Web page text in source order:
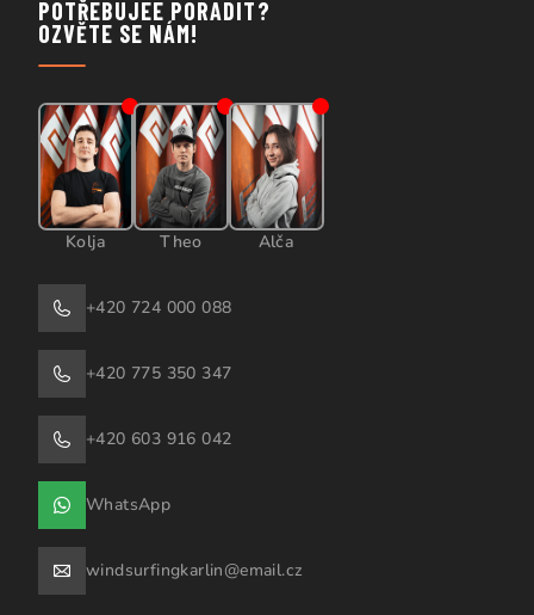
POTŘEBUJEE PORADIT?
OZVĚTE SE NÁM!
Kolja Theo Alča
+420 724 000 088
+420 775 350 347
+420 603 916 042
WhatsApp
windsurfingkarlin@email.cz